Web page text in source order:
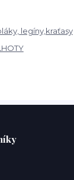
legíny,kraťasy